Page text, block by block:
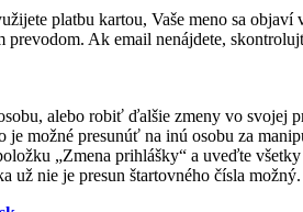
platbu kartou, Vaše meno sa objaví
prevodom. Ak email nenájdete,
alebo robiť ďalšie zmeny vo svojej
možné presunúť na inú osobu za
„Zmena prihlášky“ a uveďte
už nie je presun štartovného čísla možný.